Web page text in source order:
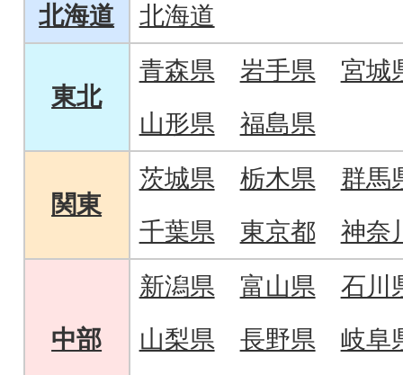
北海道 北海道
東北
青森県 岩手県
宮城
山形県
福島県
関東
茨城県 栃木県
群馬
千葉県
東京都 神奈
中部
新潟県 富山県
石川
山梨県
長野県
岐阜